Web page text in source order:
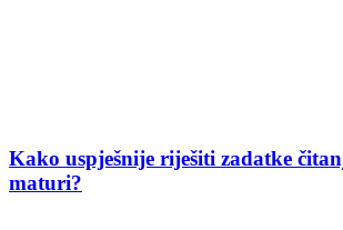
Kako uspješnije riješiti zadatke
maturi?